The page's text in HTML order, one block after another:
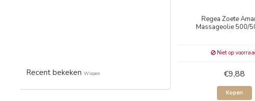
Recent bekeken Wissen
Regea Zoete
Massageolie 500/
Niet op
€9,88
Kopen